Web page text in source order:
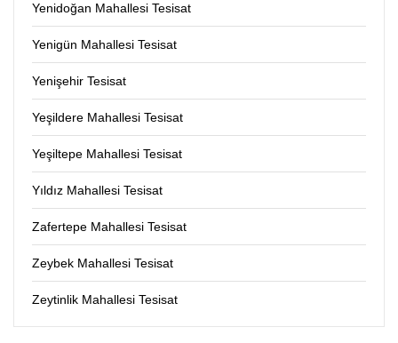
Yenidoğan Mahallesi Tesisat
Yenigün Mahallesi Tesisat
Yenişehir Tesisat
Yeşildere Mahallesi Tesisat
Yeşiltepe Mahallesi Tesisat
Yıldız Mahallesi Tesisat
Zafertepe Mahallesi Tesisat
Zeybek Mahallesi Tesisat
Zeytinlik Mahallesi Tesisat